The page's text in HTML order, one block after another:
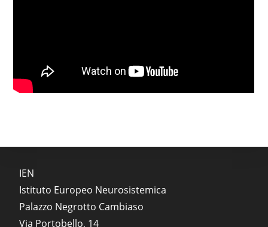
IEN
Istituto Europeo Neurosistemica
Palazzo Negrotto Cambiaso
Via Portobello, 14